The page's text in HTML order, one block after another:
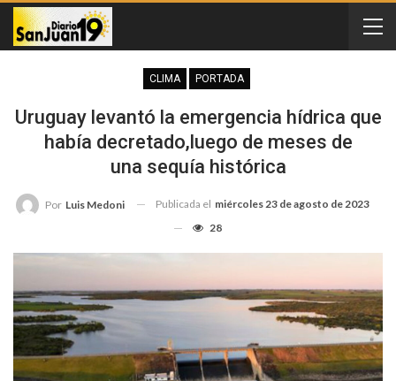
CLIMA PORTADA
Uruguay levantó la emergencia hídrica que
había decretado,luego de meses de
una sequía histórica
Por Luis Medoni Publicada el miércoles 23 de agosto de 2023
28